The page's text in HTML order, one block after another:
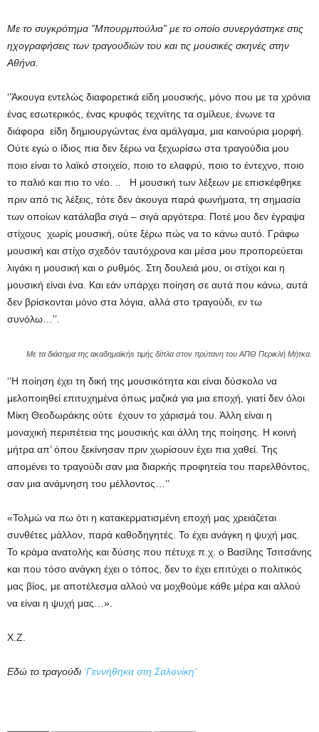
Με το συγκρότημα ”Μπουρμπούλια” με το οποίο συνεργάστηκε στις
ηχογραφήσεις των τραγουδιών του και τις μουσικές σκηνές στην
Αθήνα.
‘’Άκουγα εντελώς διαφορετικά είδη μουσικής, μόνο που με τα χρόνια
ένας εσωτερικός, ένας κρυφός τεχνίτης τα σμίλευε, ένωνε τα
διάφορα είδη δημιουργώντας ένα αμάλγαμα, μια καινούρια μορφή.
Ούτε εγώ ο ίδιος πια δεν ξέρω να ξεχωρίσω στα τραγούδια μου
ποιο είναι το λαϊκό στοιχείο, ποιο το ελαφρύ, ποιο το έντεχνο, ποιο
το παλιό και πιο το νέο. .. Η μουσική των λέξεων με επισκέφθηκε
πριν από τις λέξεις, τότε δεν άκουγα παρά φωνήματα, τη σημασία
των οποίων κατάλαβα σιγά – σιγά αργότερα. Ποτέ μου δεν έγραψα
στίχους χωρίς μουσική, ούτε ξέρω πώς να το κάνω αυτό. Γράφω
μουσική και στίχο σχεδόν ταυτόχρονα και μέσα μου προπορεύεται
λιγάκι η μουσική και ο ρυθμός. Στη δουλειά μου, οι στίχοι και η
μουσική είναι ένα. Και εάν υπάρχει ποίηση σε αυτά που κάνω, αυτά
δεν βρίσκονται μόνο στα λόγια, αλλά στο τραγούδι, εν τω
συνόλω…’’.
Με τα διάσημα της ακαδημαϊκήs τιμής δίπλα στον πρύτανη του ΑΠΘ Περικλή Μήτκα.
‘’Η ποίηση έχει τη δική της μουσικότητα και είναι δύσκολο να
μελοποιηθεί επιτυχημένα όπως μαζικά για μια εποχή, γιατί δεν όλοι
Μίκη Θεοδωράκης ούτε έχουν το χάρισμά του. Άλλη είναι η
μοναχική περιπέτεια της μουσικής και άλλη της ποίησης. Η κοινή
μήτρα απ’ όπου ξεκίνησαν πριν χωρίσουν έχει πια χαθεί. Της
απομένει το τραγούδι σαν μια διαρκής προφητεία του παρελθόντος,
σαν μια ανάμνηση του μέλλοντος…’’
«Τολμώ να πω ότι η κατακερματισμένη εποχή μας χρειάζεται
συνθέτες μάλλον, παρά καθοδηγητές. Το έχει ανάγκη η ψυχή μας.
Το κράμα ανατολής και δύσης που πέτυχε π.χ. ο Βασίλης Τσιτσάνης
και που τόσο ανάγκη έχει ο τόπος, δεν το έχει επιτύχει ο πολιτικός
μας βίος, με αποτέλεσμα αλλού να μοχθούμε κάθε μέρα και αλλού
να είναι η ψυχή μας…».
Χ.Ζ.
Εδώ το τραγούδι ‘Γεννήθηκα στη Σαλονίκη’